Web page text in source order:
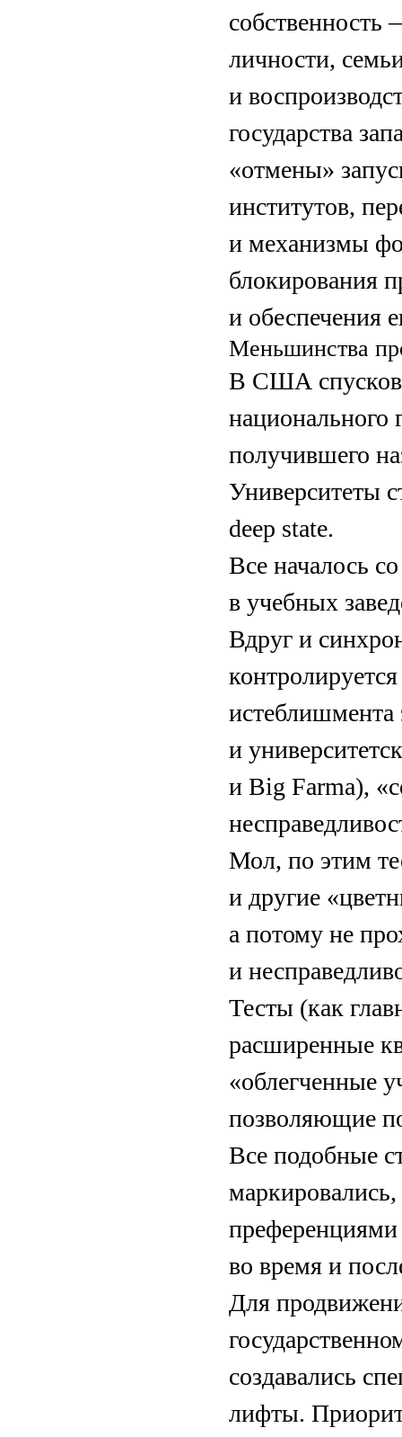
собственность
личности,
и
государства
«отмены»
институтов,
и механизмы
блокирования
и обеспечения
Меньшинства
В США
национального
получившего
Университеты
dеep state.
Все началось
в учебных
Вдруг и
и
и Big Farma),
Мол, по этим
и другие
а потому не
и
Тесты (как
расширенные
«облегченные
позволяющие
Все подобные
преференциями
во время и
Для
создавались
лифты.